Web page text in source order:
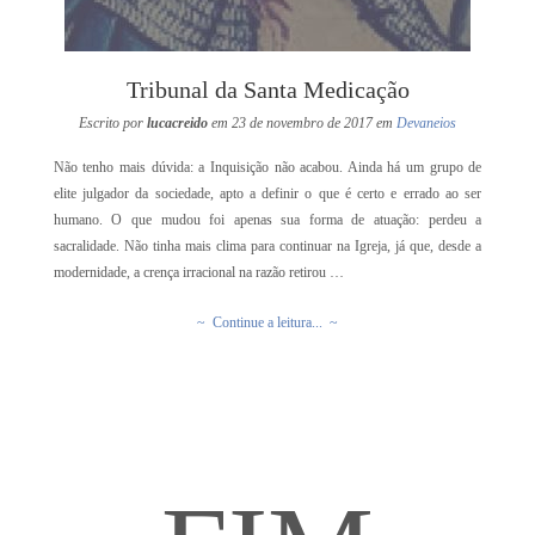
Tribunal da Santa Medicação
Escrito por lucacreido em 23 de novembro de 2017 em Devaneios
Não tenho mais dúvida: a Inquisição não acabou. Ainda há um grupo de
elite julgador da sociedade, apto a definir o que é certo e errado ao ser
humano. O que mudou foi apenas sua forma de atuação: perdeu a
sacralidade. Não tinha mais clima para continuar na Igreja, já que, desde a
modernidade, a crença irracional na razão retirou …
~ Continue a leitura... ~